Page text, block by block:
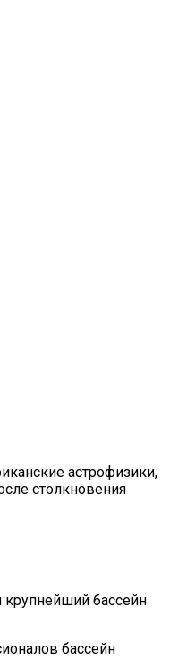
астрофизики,
столкновения
крупнейший бассейн
бассейн